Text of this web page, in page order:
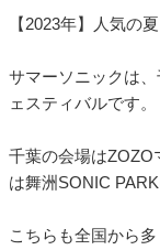
【2023年】人気の
サマーソニックは
ェスティバルです。
千葉の会場はZOZO
は舞洲SONIC PARK
こちらも全国から